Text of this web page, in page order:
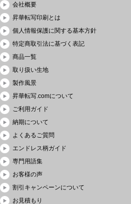
会社概要
昇華転写印刷とは
個人情報保護に関する基本方針
特定商取引法に基づく表記
商品一覧
取り扱い生地
製作風景
昇華転写.comについて
ご利用ガイド
納期について
よくあるご質問
エンドレス柄ガイド
専門用語集
お客様の声
割引キャンペーンについて
お見積もり